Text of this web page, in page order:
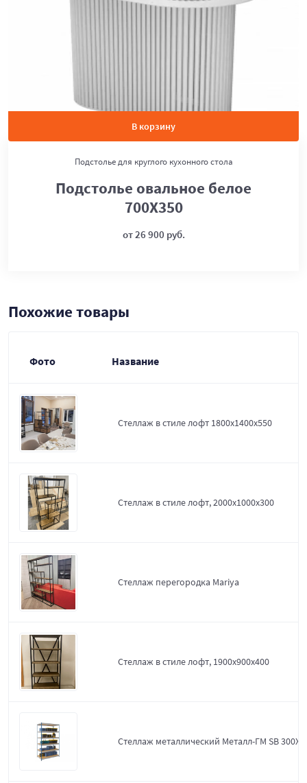
В корзину
Подстолье для круглого кухонного стола
Подстолье овальное белое
700Х350
от 26 900 руб.
Похожие товары
Фото Название
Стеллаж в стиле лофт 1800х1400х550
Стеллаж в стиле лофт, 2000х1000х300
Стеллаж перегородка Mariya
Стеллаж в стиле лофт, 1900х900х400
Стеллаж металлический Металл-ГМ SB